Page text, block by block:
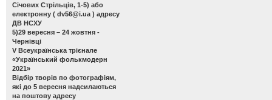
Січових Стрільців, 1-5) або
електронну ( dv56@i.ua ) адресу
ДВ НСХУ
5)29 вересня – 24 жовтня -
Чернівці
V Всеукраїнська трієнале
«Український фолькмодерн
2021»
Відбір творів по фотографіям,
які до 5 вересня надсилаються
на поштову адресу